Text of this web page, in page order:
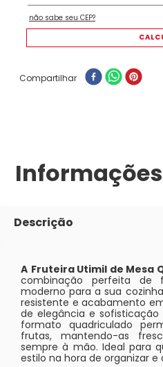
Compartilhar
Descrição
A Fruteira Utimil de Mesa
combinação perfeita de
moderno para a sua
resistente e acabamento
de elegância e
formato quadriculado
frutas, mantendo-as
sempre à mão. Ideal para
estilo na hora de organizar